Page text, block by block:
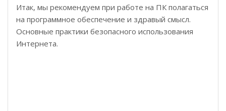
Итак, мы рекомендуем при работе на ПК полагаться
на программное обеспечение и здравый смысл.
Основные практики безопасного использования
Интернета.